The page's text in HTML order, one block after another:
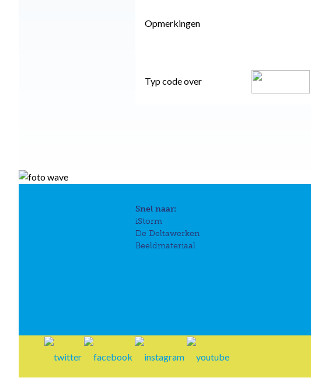
Opmerkingen
Typ code over
Snel naar:
iStorm
De Deltawerken
Beeldmateriaal